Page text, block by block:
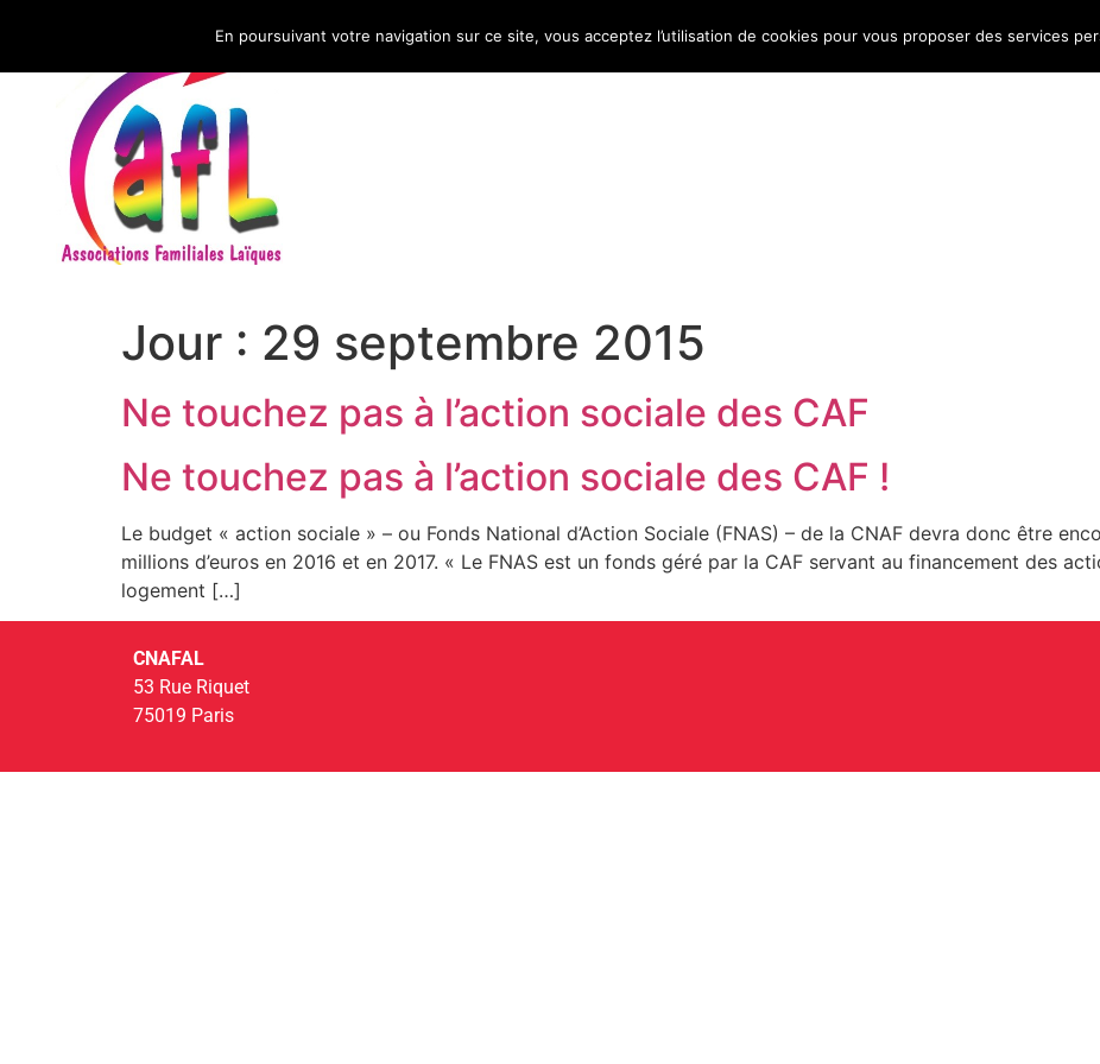
CNAFAL Bulletin d’information Infos conso Consomag
Jour : 29 septembre 2015
Ne touchez pas à l’action sociale des CAF
Ne touchez pas à l’action sociale des CAF !
Le budget « action sociale » – ou Fonds National d’Action Sociale (FNAS) – de la CNAF devra donc être
millions d’euros en 2016 et en 2017. « Le FNAS est un fonds géré par la CAF servant au financement des
logement […]
CNAFAL
53 Rue Riquet
75019 Paris
En poursuivant votre navigation sur ce site, vous acceptez l’utilisation de cookies pour vous proposer des services